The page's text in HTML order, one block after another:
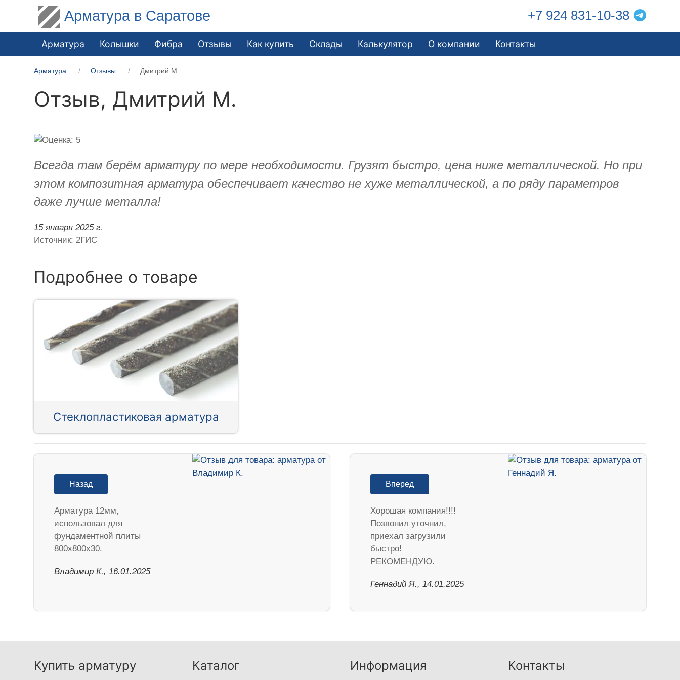
Арматура в Саратове +7 924 831-10-38
Арматура Колышки Фибра Отзывы Как купить Склады Калькулятор О компании Контакты
Арматура Отзывы Дмитрий М.
Отзыв, Дмитрий М.
Всегда там берём арматуру по мере необходимости. Грузят быстро, цена ниже металлической. Но при
этом композитная арматура обеспечивает качество не хуже металлической, а по ряду параметров
даже лучше металла!
15 января 2025 г.
Источник: 2ГИС
Подробнее о товаре
Стеклопластиковая арматура
Назад
Арматура 12мм,
использовал для
фундаментной плиты
800х800х30.
Владимир К., 16.01.2025
Вперед
Хорошая компания!!!!
Позвонил уточнил,
приехал загрузили
быстро!
РЕКОМЕНДУЮ.
Геннадий Я., 14.01.2025
Купить арматуру Каталог Информация Контакты